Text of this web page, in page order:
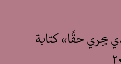
يجري حقًا» كتابة